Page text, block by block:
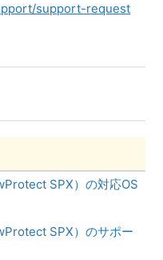
support-request
SPX）の対応OS
SPX）のサポー